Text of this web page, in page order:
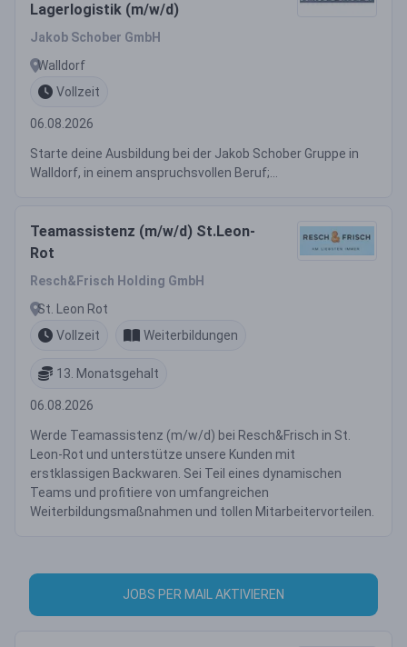
Lagerlogistik (m/w/d)
Jakob Schober GmbH
Walldorf
Vollzeit
06.08.2026
Starte deine Ausbildung bei der Jakob Schober Gruppe in
Walldorf, in einem anspruchsvollen Beruf;...
Teamassistenz (m/w/d) St.Leon-
Rot
Resch&Frisch Holding GmbH
St. Leon Rot
Vollzeit
Weiterbildungen
13. Monatsgehalt
06.08.2026
Werde Teamassistenz (m/w/d) bei Resch&Frisch in St.
Leon-Rot und unterstütze unsere Kunden mit
erstklassigen Backwaren. Sei Teil eines dynamischen
Teams und profitiere von umfangreichen
Weiterbildungsmaßnahmen und tollen Mitarbeitervorteilen.
JOBS PER MAIL AKTIVIEREN